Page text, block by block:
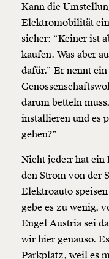
Kann die
Elektromobilität
sicher: “Keiner ist
kaufen. Was aber
dafür.” Er nennt
darum betteln
installieren und es
gehen?”
Nicht jede:r hat ein
den Strom von der
Elektroauto
gebe es zu wenig,
Engel Austria sei
wir hier genauso.
Parkplatz, weil es